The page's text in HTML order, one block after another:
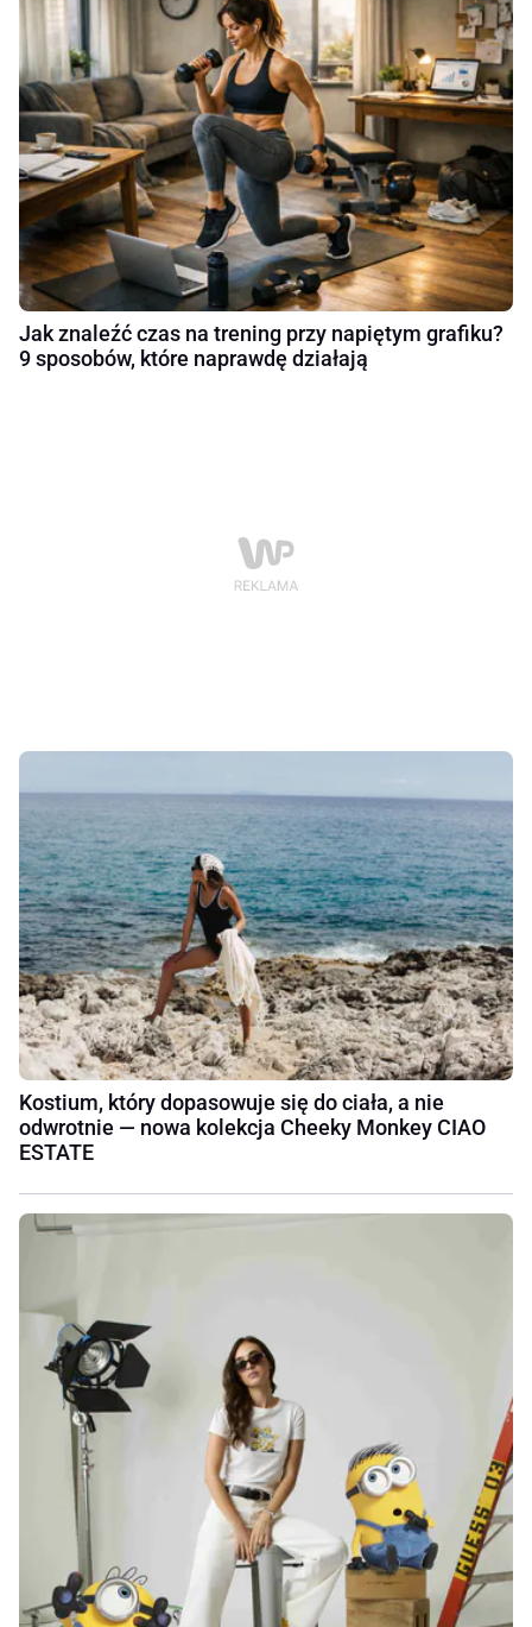
Jak znaleźć czas na trening przy napiętym grafiku?
9 sposobów, które naprawdę działają
Kostium, który dopasowuje się do ciała, a nie
odwrotnie — nowa kolekcja Cheeky Monkey CIAO
ESTATE